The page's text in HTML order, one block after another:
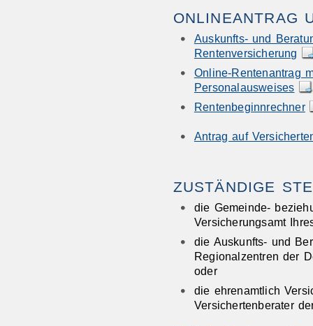
ONLINEANTRAG
Auskunfts- und
Rentenversicherung
Online-Rentenantrag
Personalausweises
Rentenbeginnrechner
Antrag auf
ZUSTÄNDIGE
die Gemeinde-
Versicherungsamt
die Auskunfts- und
Regionalzentren der
oder
die ehrenamtlich
Versichertenberater